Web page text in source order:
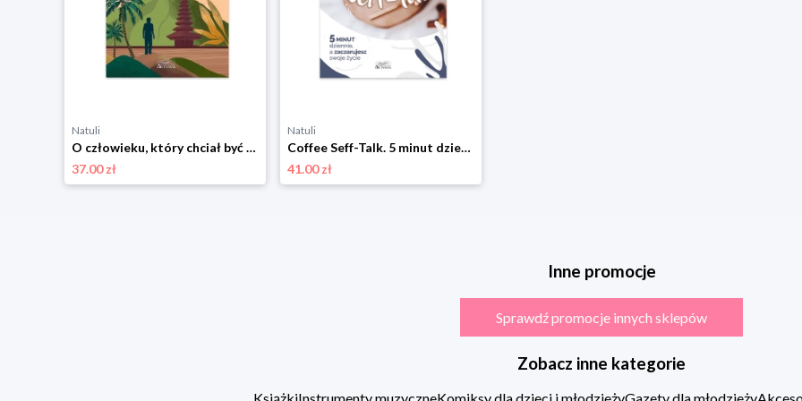
Natuli
O człowieku, który chciał być szczęśliwy Aktywa
37.00 zł
Natuli
Coffee Seff-Talk. 5 minut dziennie, a zaczarujesz swoje życie Aktywa
41.00 zł
Inne promocje
Sprawdź promocje innych sklepów
Zobacz inne kategorie